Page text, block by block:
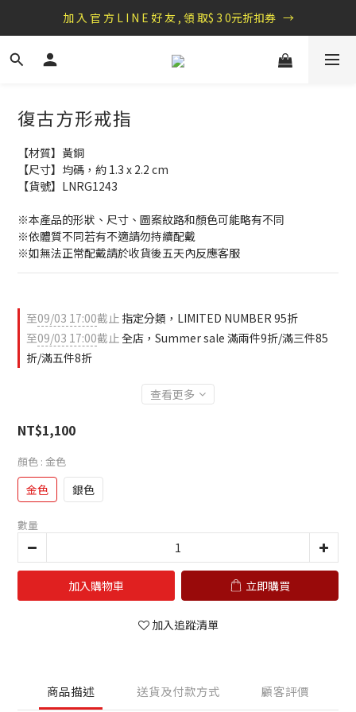
盛夏祭典：全館滿1000折100，滿2000贈『自粘式多功能包巾』
加 入 官 方 L I N E 好 友 , 領 取$ 3 0元折扣券   →
盛夏祭典：全館滿1000折100，滿2000贈『自粘式多功能包巾』
復古方形戒指
【材質】黃銅
【尺寸】均碼，約 1.3 x 2.2 cm
【貨號】LNRG1243
※本產品的形狀、尺寸、圖案紋路和顏色可能略有不同
※依體質不同若有不適請勿持續配戴
※如無法正常配戴請於收貨後五天內反應客服
至09/03 17:00截止 指定分類，LIMITED NUMBER 95折
至09/03 17:00截止全店，Summer sale 滿兩件9折/滿三件85
折/滿五件8折
查看更多
NT$1,100
顏色 : 金色
金色 銀色
數量
加入購物車 立即購買
加入追蹤清單
商品描述 送貨及付款方式 顧客評價